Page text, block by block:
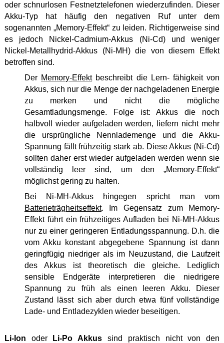
oder schnurlosen Festnetztelefonen wiederzufinden. Dieser
Akku-Typ hat häufig den negativen Ruf unter dem
sogenannten „Memory-Effekt“ zu leiden. Richtigerweise sind
es jedoch Nickel-Cadmium-Akkus (Ni-Cd) und weniger
Nickel-Metallhydrid-Akkus (Ni-MH) die von diesem Effekt
betroffen sind.
Der Memory-Effektbeschreibt die Lern- fähigkeit von
Akkus, sich nur die Menge der nachgeladenen Energie
zu merken und nicht die mögliche
Gesamtladungsmenge. Folge ist: Akkus die noch
halbvoll wieder aufgeladen werden, liefern nicht mehr
die ursprüngliche Nennlademenge und die Akku-
Spannung fällt frühzeitig stark ab. Diese Akkus (Ni-Cd)
sollten daher erst wieder aufgeladen werden wenn sie
vollständig leer sind, um den „Memory-Effekt“
möglichst gering zu halten.
Bei Ni-MH-Akkus hingegen spricht man vom
Batterieträgheitseffekt. Im Gegensatz zum Memory-
Effekt führt ein frühzeitiges Aufladen bei Ni-MH-Akkus
nur zu einer geringeren Entladungsspannung. D.h. die
vom Akku konstant abgegebene Spannung ist dann
geringfügig niedriger als im Neuzustand, die Laufzeit
des Akkus ist theoretisch die gleiche. Lediglich
sensible Endgeräte interpretieren die niedrigere
Spannung zu früh als einen leeren Akku. Dieser
Zustand lässt sich aber durch etwa fünf vollständige
Lade- und Entladezyklen wieder beseitigen.
Li-Ion oder Li-Po Akkus sind praktisch nicht von den